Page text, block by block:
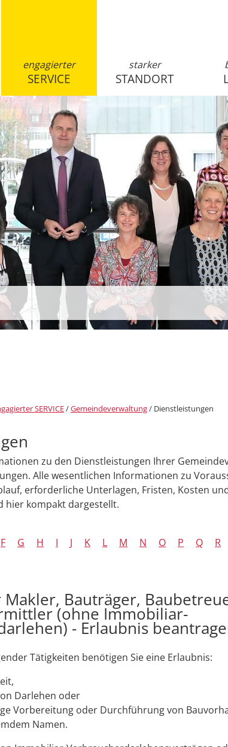
engagierter
SERVICE
starker
STANDORT
SERVICE/Gemeindeverwaltung/ Dienstleistungen
zu den Dienstleistungen Ihrer
Alle wesentlichen Informationen zu
erforderliche Unterlagen, Fristen, Kosten
hier kompakt dargestellt.
F G H I J K L M N O P Q R
Bauträger,
(ohne Immobiliar-
- Erlaubnis
Tätigkeiten benötigen Sie eine Erlaubnis:
Darlehen oder
Vorbereitung oder Durchführung von
Namen.